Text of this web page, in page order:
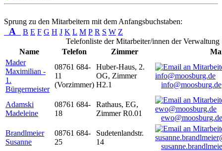
Sprung zu den Mitarbeitern mit dem Anfangsbuchstaben:
A B E F G H J K L M P R S W Z
Telefonliste der Mitarbeiter/innen der Verwaltung
Name
Telefon Zimmer
Mader
Maximilian -
1.
Bürgermeister
08761 684-
11
(Vorzimmer)
Huber-Haus, 2.
OG, Zimmer
H2.1
info@moosburg.de
Adamski
Madeleine
08761 684-
18
Rathaus, EG,
Zimmer R0.01
ewo@moosburg.de
Brandlmeier
Susanne
08761 684-
25
Sudetenlandstr.
14